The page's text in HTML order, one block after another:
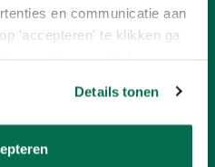
en communicatie aan
'accepteren' te klikken ga
Details tonen
worden
Zakelijk